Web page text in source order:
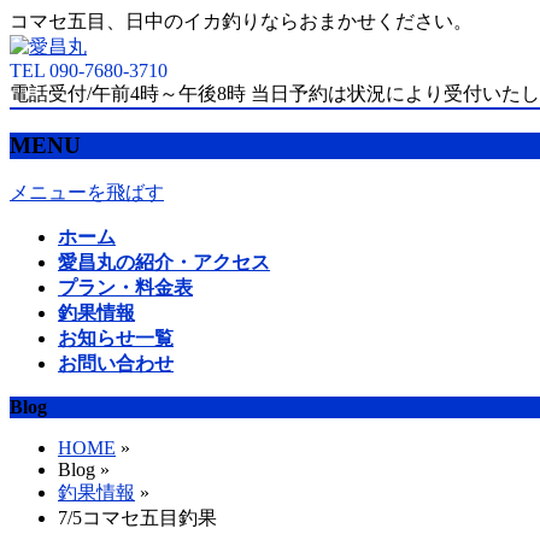
コマセ五目、日中のイカ釣りならおまかせください。
TEL 090-7680-3710
電話受付/午前4時～午後8時 当日予約は状況により受付いた
MENU
メニューを飛ばす
ホーム
愛昌丸の紹介・アクセス
プラン・料金表
釣果情報
お知らせ一覧
お問い合わせ
Blog
HOME »
Blog »
釣果情報 »
7/5コマセ五目釣果